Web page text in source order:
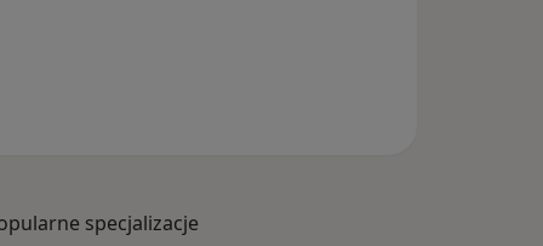
specjalizacje